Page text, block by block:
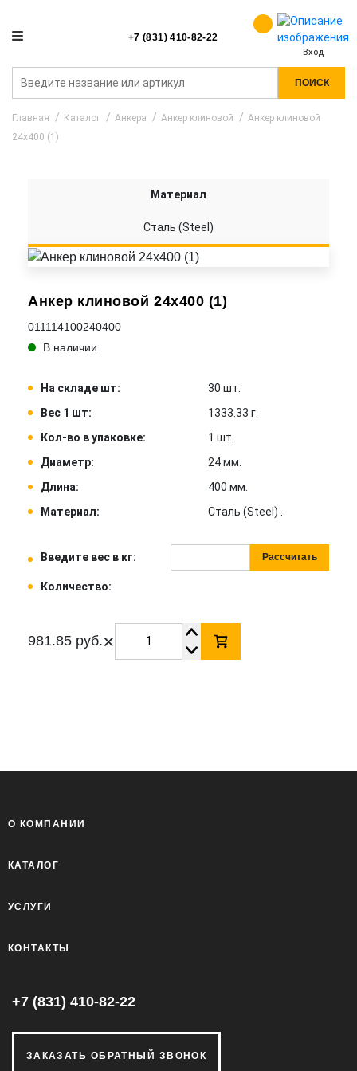
+7 (831) 410-82-22
Вход
ПОИСК
Главная Каталог Анкера Анкер клиновой
Анкер клиновой
24x400 (1)
Анкер клиновой 24x400 (1)
011114100240400
В наличии
На складе шт:
30 шт.
Вес 1 шт:
1333.33 г.
Кол-во в упаковке:
1 шт.
Диаметр:
24 мм.
Длина:
400 мм.
Материал:
Сталь (Steel) .
Введите вес в кг: Рассчитать
Количество:
981.85 руб.×
Материал
Сталь (Steel)
О КОМПАНИИ
КАТАЛОГ
УСЛУГИ
КОНТАКТЫ
+7 (831) 410-82-22
ЗАКАЗАТЬ ОБРАТНЫЙ ЗВОНОК